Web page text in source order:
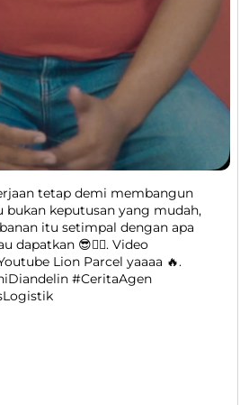
tetap demi membangun
keputusan yang mudah,
itu setimpal dengan apa
dapatkan 😎👍🏻. Video
Lion Parcel yaaaa 🔥.
#CeritaAgen